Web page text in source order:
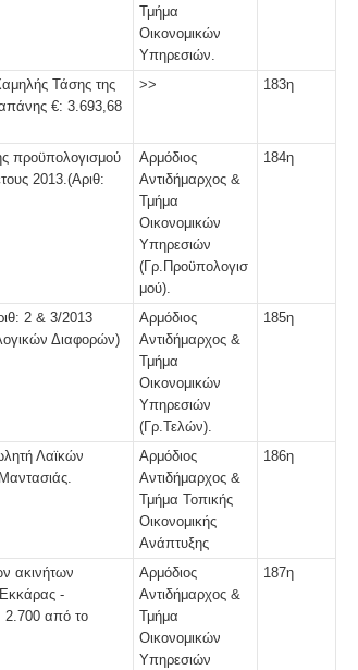
Τμήμα
Οικονομικών
Υπηρεσιών.
Τάσης της
€: 3.693,68
>> 183η
προϋπολογισμού
2013.(Αριθ:
Αρμόδιος
Αντιδήμαρχος &
Τμήμα
Οικονομικών
Υπηρεσιών
(Γρ.Προϋπολογισ
μού).
184η
2 & 3/2013
Διαφορών)
Αρμόδιος
Αντιδήμαρχος &
Τμήμα
Οικονομικών
Υπηρεσιών
(Γρ.Τελών).
185η
Λαϊκών
Αρμόδιος
Αντιδήμαρχος &
Τμήμα Τοπικής
Οικονομικής
Ανάπτυξης
186η
ακινήτων
-
2.700 από το
Αρμόδιος
Αντιδήμαρχος &
Τμήμα
Οικονομικών
Υπηρεσιών
187η